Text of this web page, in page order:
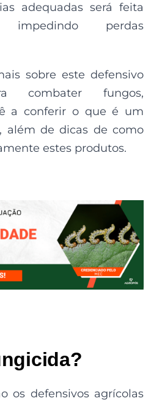
adequadas será feita
impedindo perdas
sobre este defensivo
combater fungos,
a conferir o que é um
além de dicas de como
estes produtos.
os defensivos agrícolas